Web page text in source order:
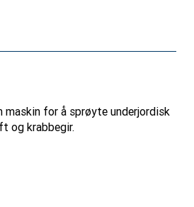
maskin for å sprøyte underjordisk
og krabbegir.